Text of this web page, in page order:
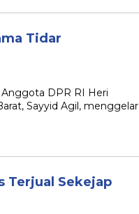
Tidar
DPR RI Heri
Sayyid Agil, menggelar
Terjual Sekejap